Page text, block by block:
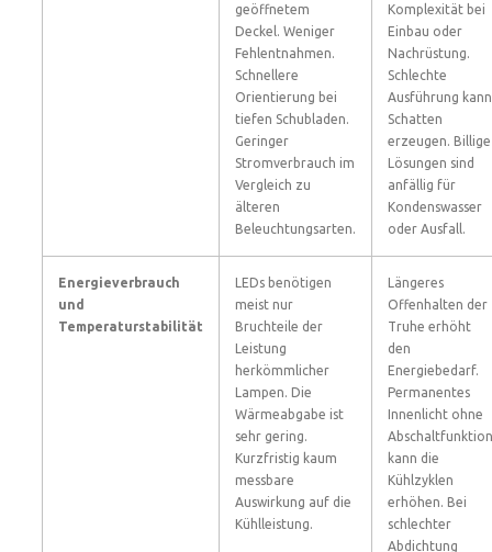
geöffnetem
Deckel. Weniger
Fehlentnahmen.
Schnellere
Orientierung bei
tiefen Schubladen.
Geringer
Stromverbrauch im
Vergleich zu
älteren
Beleuchtungsarten.
Komplexität bei
Einbau oder
Nachrüstung.
Schlechte
Ausführung kann
Schatten
erzeugen. Billige
Lösungen sind
anfällig für
Kondenswasser
oder Ausfall.
Energieverbrauch
und
Temperaturstabilität
LEDs benötigen
meist nur
Bruchteile der
Leistung
herkömmlicher
Lampen. Die
Wärmeabgabe ist
sehr gering.
Kurzfristig kaum
messbare
Auswirkung auf die
Kühlleistung.
Längeres
Offenhalten der
Truhe erhöht
den
Energiebedarf.
Permanentes
Innenlicht ohne
Abschaltfunktion
kann die
Kühlzyklen
erhöhen. Bei
schlechter
Abdichtung